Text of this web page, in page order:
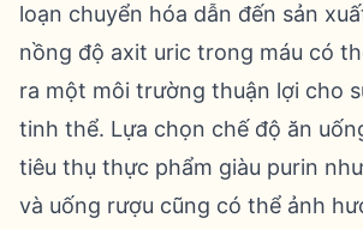
loạn chuyển hóa dẫn đến sản
nồng độ axit uric trong máu có
ra một môi trường thuận lợi cho
tinh thể. Lựa chọn chế độ ăn
tiêu thụ thực phẩm giàu purin
và uống rượu cũng có thể ảnh